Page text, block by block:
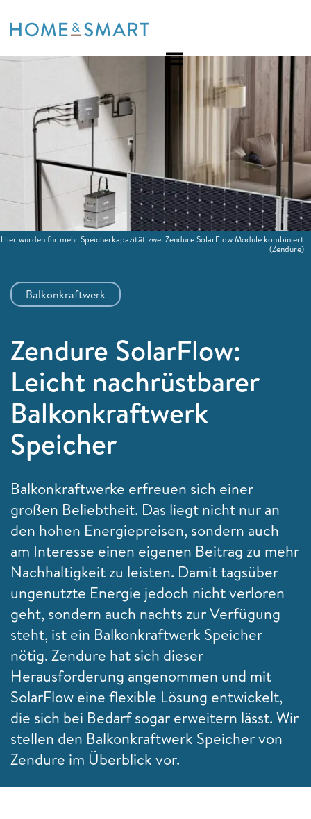
to
Balkonkraftwerk
Zendure SolarFlow:
Leicht nachrüstbarer
Balkonkraftwerk
Speicher
Balkonkraftwerke erfreuen sich einer
großen Beliebtheit. Das liegt nicht nur an
den hohen Energiepreisen, sondern auch
am Interesse einen eigenen Beitrag zu mehr
Nachhaltigkeit zu leisten. Damit tagsüber
ungenutzte Energie jedoch nicht verloren
geht, sondern auch nachts zur Verfügung
steht, ist ein Balkonkraftwerk Speicher
nötig. Zendure hat sich dieser
Herausforderung angenommen und mit
SolarFlow eine flexible Lösung entwickelt,
die sich bei Bedarf sogar erweitern lässt. Wir
stellen den Balkonkraftwerk Speicher von
Zendure im Überblick vor.
Hier wurden für mehr Speicherkapazität zwei Zendure SolarFlow Module kombiniert
(Zendure)